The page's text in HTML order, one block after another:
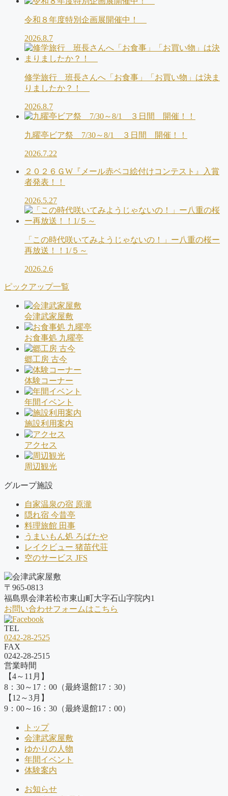
令和８年度特別企画展開催中！
2026.8.7
修学旅行 班長さんへ「お食事」「お買い物」は決ま
りましたか？！
2026.8.7
九曜亭ビア祭 7/30～8/1 ３日間 開催！！
2026.7.22
２０２６ＧW『メール赤ベコ絵付けコンテスト』入賞
者発表！！
2026.5.27
「この時代咲いてみようじゃないの！」ー八重の桜ー
再放送！！1/５～
2026.2.6
ピックアップ一覧
会津武家屋敷
お食事処 九曜亭
郷工房 古今
体験コーナー
年間イベント
施設利用案内
アクセス
周辺観光
グループ施設
自家温泉の宿 原瀧
隠れ宿 今昔亭
料理旅館 田事
うまいもん処 ろばたや
レイクビュー 猪苗代荘
空のサービス JFS
〒965-0813
福島県会津若松市東山町大字石山字院内1
お問い合わせフォームはこちら
TEL
0242-28-2525
FAX
0242-28-2515
営業時間
【4～11月】
8：30～17：00（最終退館17：30）
【12～3月】
9：00～16：30（最終退館17：00）
トップ
会津武家屋敷
ゆかりの人物
年間イベント
体験案内
お知らせ